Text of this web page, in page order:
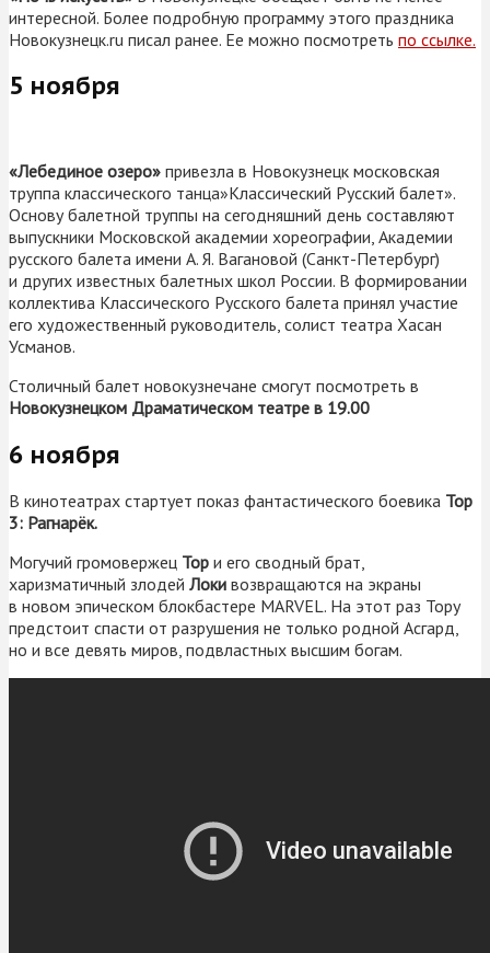
интересной. Более подробную программу этого праздника
Новокузнецк.ru писал ранее. Ее можно посмотреть по ссылке.
5 ноября
«Лебединое озеро» привезла в Новокузнецк московская
труппа классического танца»Классический Русский балет».
Основу балетной труппы на сегодняшний день составляют
выпускники Московской академии хореографии, Академии
русского балета имени А. Я. Вагановой (Санкт-Петербург)
и других известных балетных школ России. В формировании
коллектива Классического Русского балета принял участие
его художественный руководитель, солист театра Хасан
Усманов.
Столичный балет новокузнечане смогут посмотреть в
Новокузнецком Драматическом театре в 19.00
6 ноября
В кинотеатрах стартует показ фантастического боевика Тор
3: Рагнарёк.
Могучий громовержец Тор и его сводный брат,
харизматичный злодей Локи возвращаются на экраны
в новом эпическом блокбастере MARVEL. На этот раз Тору
предстоит спасти от разрушения не только родной Асгард,
но и все девять миров, подвластных высшим богам.